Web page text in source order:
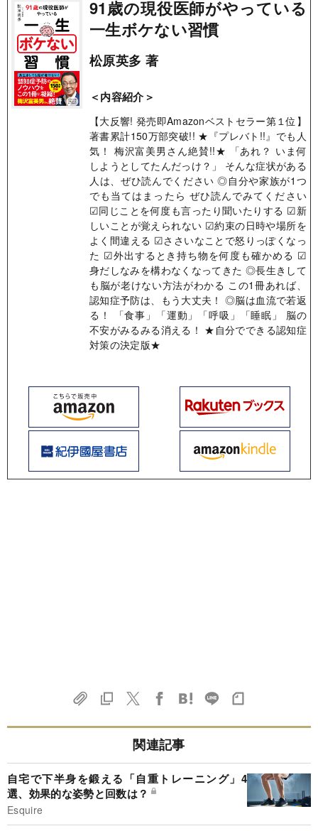
91歳の現役医師がやっている
一生ボケない習慣
松原英多 著
＜内容紹介＞
【大反響! 発売即Amazonベストセラー第１位】
著書累計150万部突破!! ★『プレバト!!』でも人
気！ 梅沢富美男さん絶賛!!★ 「あれ？ いま何
しようとしてたんだっけ？」 そんな症状がある
人は、ぜひ読んでください ◎自分や家族が1つ
でも当てはまったら ぜひ読んでみてください
☑同じことを何度も言ったり聞いたりする ☑新
しいことが覚えられない ☑約束の日時や場所を
よく間違える ☑ささいなことで怒りっぽくなっ
た ☑外出するとき持ち物を何度も確かめる ☑
身だしなみを構わなくなってきた ◎長生きして
も脳が老けない方法がわかる この1冊あれば、
認知症予防は、もう大丈夫！ ◎脳は血流で若返
る！ 「食事」「運動」「呼吸」「睡眠」 脳の
不安がみるみる消える！ ★自分でできる認知症
対策の決定版★
関連記事
自宅で下半身を鍛える「自重トレーニング」4
選、効果的な姿勢と回数は？
Esquire